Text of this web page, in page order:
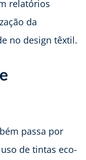
relatórios
da
no design têxtil.
passa por
de tintas eco-